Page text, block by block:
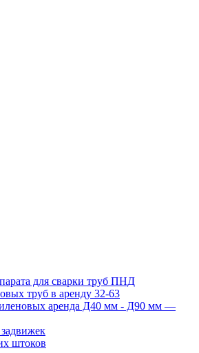
для сварки труб ПНД
труб в аренду 32-63
аренда Д40 мм - Д90 мм —
штоков